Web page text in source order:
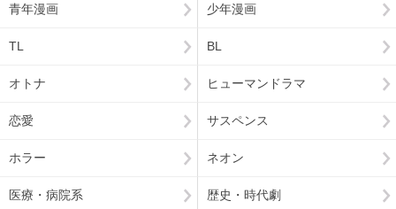
青年漫画 少年漫画
TL BL
オトナ ヒューマンドラマ
恋愛 サスペンス
ホラー ネオン
医療・病院系 歴史・時代劇